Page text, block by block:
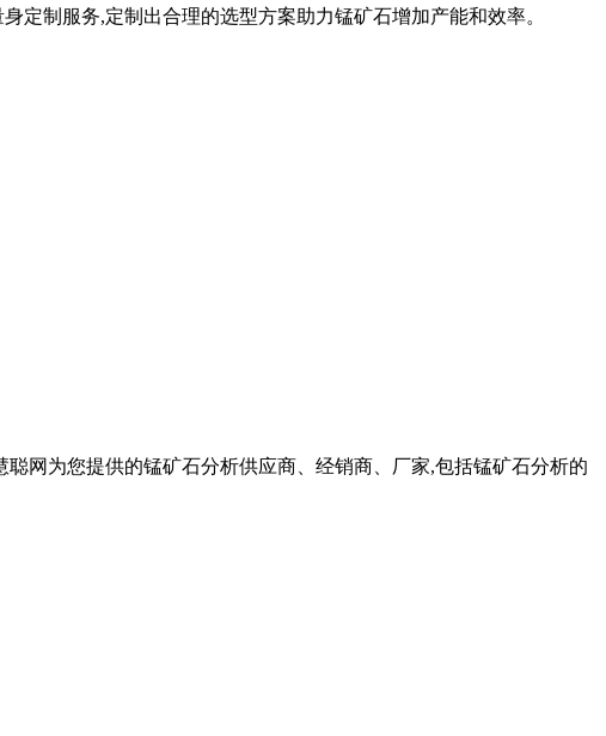
定制服务,定制出合理的选型方案助力锰矿石增加产能和效率。
网为您提供的锰矿石分析供应商、经销商、厂家,包括锰矿石分析的